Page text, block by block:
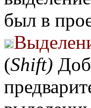
был в
(Shift)